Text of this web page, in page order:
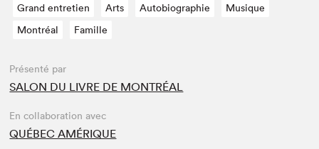
Grand entretien Arts Autobiographie
Musique
Montréal
Famille
Présenté par
SALON DU LIVRE DE MONTRÉAL
En collaboration avec
QUÉBEC AMÉRIQUE